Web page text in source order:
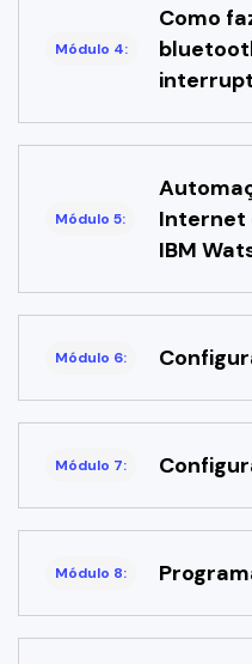
Módulo 4:
Como
Módulo 5:
Internet
IBM
Módulo 6:
Módulo 7:
Módulo 8: